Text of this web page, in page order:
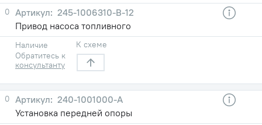
0
245-1006310-В-12
Привод насоса топливного
Наличие
Обратитесь к
консультанту
К схеме
0
240-1001000-А
Установка передней опоры